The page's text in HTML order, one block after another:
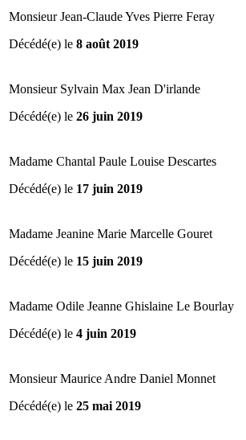
Monsieur Jean-Claude Yves Pierre Feray
Décédé(e) le 8 août 2019
Monsieur Sylvain Max Jean D'irlande
Décédé(e) le 26 juin 2019
Madame Chantal Paule Louise Descartes
Décédé(e) le 17 juin 2019
Madame Jeanine Marie Marcelle Gouret
Décédé(e) le 15 juin 2019
Madame Odile Jeanne Ghislaine Le Bourlay
Décédé(e) le 4 juin 2019
Monsieur Maurice Andre Daniel Monnet
Décédé(e) le 25 mai 2019